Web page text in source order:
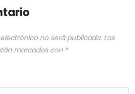
no será publicada. Los
marcados con *